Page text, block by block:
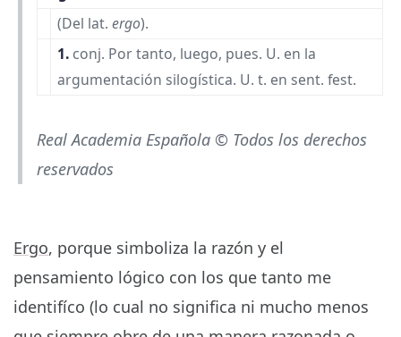
(Del lat. ergo).
1. conj. Por tanto, luego, pues. U. en la
argumentación silogística. U. t. en sent. fest.
Real Academia Española © Todos los derechos
reservados
Ergo, porque simboliza la razón y el
pensamiento lógico con los que tanto me
identifíco (lo cual no significa ni mucho menos